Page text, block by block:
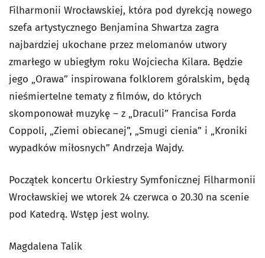
Filharmonii Wrocławskiej, która pod dyrekcją nowego
szefa artystycznego Benjamina Shwartza zagra
najbardziej ukochane przez melomanów utwory
zmarłego w ubiegłym roku Wojciecha Kilara. Będzie
jego „Orawa” inspirowana folklorem góralskim, będą
nieśmiertelne tematy z filmów, do których
skomponował muzykę – z „Draculi” Francisa Forda
Coppoli, „Ziemi obiecanej”, „Smugi cienia” i „Kroniki
wypadków miłosnych” Andrzeja Wajdy.
Początek koncertu Orkiestry Symfonicznej Filharmonii
Wrocławskiej we wtorek 24 czerwca o 20.30 na scenie
pod Katedrą. Wstęp jest wolny.
Magdalena Talik